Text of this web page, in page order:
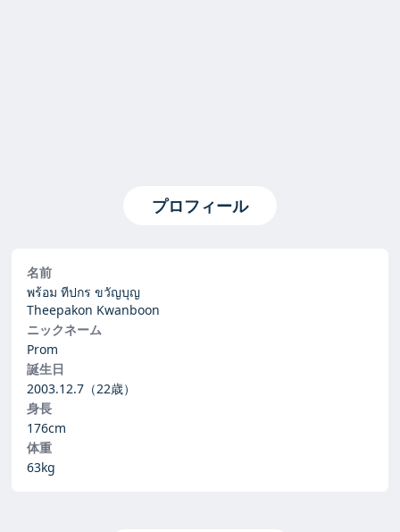
プロフィール
名前
พร้อม ทีปกร ขวัญบุญ
Theepakon Kwanboon
ニックネーム
Prom
誕生日
2003.12.7 （22歳）
身長
176cm
体重
63kg